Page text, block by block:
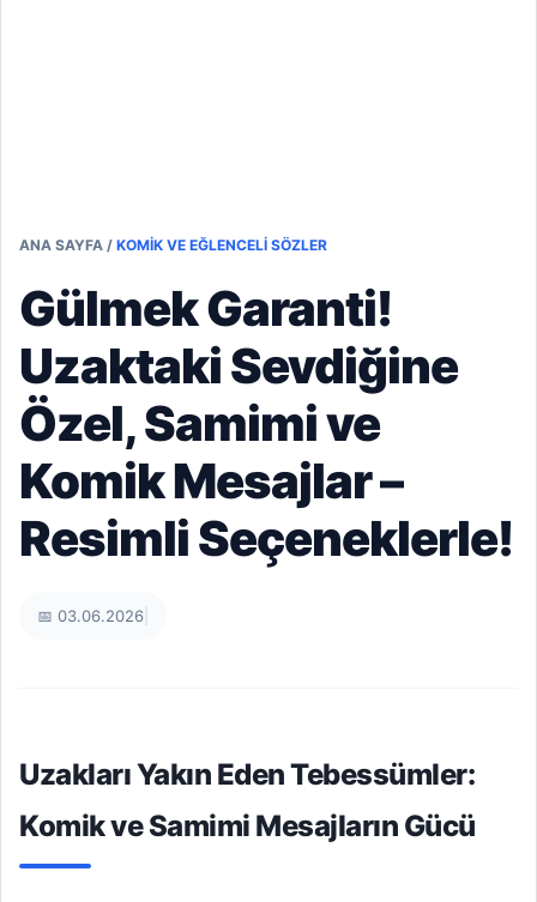
ANA SAYFA / KOMIK VE EĞLENCELI SÖZLER
Gülmek Garanti!
Uzaktaki Sevdiğine
Özel, Samimi ve
Komik Mesajlar –
Resimli Seçeneklerle!
📅 03.06.2026
Uzakları Yakın Eden Tebessümler:
Komik ve Samimi Mesajların Gücü